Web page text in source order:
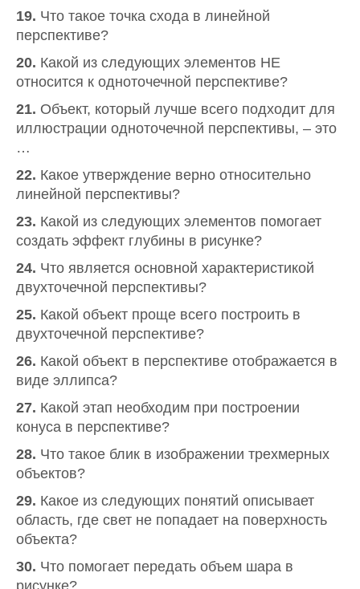
19. Что такое точка схода в линейной
перспективе?
20. Какой из следующих элементов НЕ
относится к одноточечной перспективе?
21. Объект, который лучше всего подходит для
иллюстрации одноточечной перспективы, – это
…
22. Какое утверждение верно относительно
линейной перспективы?
23. Какой из следующих элементов помогает
создать эффект глубины в рисунке?
24. Что является основной характеристикой
двухточечной перспективы?
25. Какой объект проще всего построить в
двухточечной перспективе?
26. Какой объект в перспективе отображается в
виде эллипса?
27. Какой этап необходим при построении
конуса в перспективе?
28. Что такое блик в изображении трехмерных
объектов?
29. Какое из следующих понятий описывает
область, где свет не попадает на поверхность
объекта?
30. Что помогает передать объем шара в
рисунке?